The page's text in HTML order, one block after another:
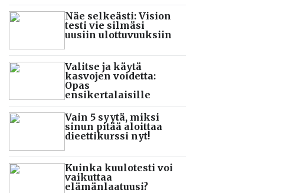
Näe selkeästi: Vision
testi vie silmäsi
uusiin ulottuvuuksiin
Valitse ja käytä
kasvojen voidetta:
Opas
ensikertalaisille
Vain 5 syytä, miksi
sinun pitää aloittaa
dieettikurssi nyt!
Kuinka kuulotesti voi
vaikuttaa
elämänlaatuusi?